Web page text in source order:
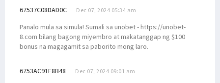
67537C08DAD0C Dec 07, 2024 05:34 am
Panalo mula sa simula! Sumali sa unobet - https://unobet-
8.com bilang bagong miyembro at makatanggap ng $100
bonus na magagamit sa paborito mong laro.
6753AC91E8B48 Dec 07, 2024 09:01 am